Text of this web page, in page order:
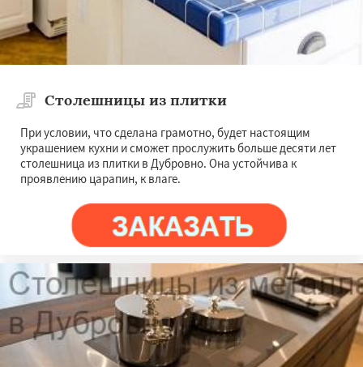
Столешницы из плитки
При условии, что сделана грамотно, будет настоящим
украшением кухни и сможет прослужить больше десяти лет
столешница из плитки в Дубровно. Она устойчива к
проявлению царапин, к влаге.